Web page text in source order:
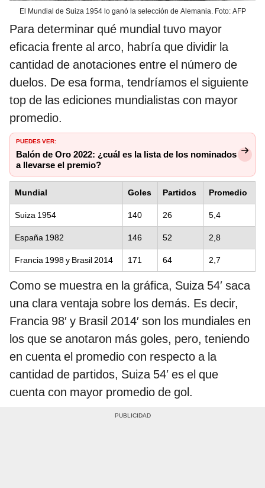
El Mundial de Suiza 1954 lo ganó la selección de Alemania. Foto: AFP
Para determinar qué mundial tuvo mayor
eficacia frente al arco, habría que dividir la
cantidad de anotaciones entre el número de
duelos. De esa forma, tendríamos el siguiente
top de las ediciones mundialistas con mayor
promedio.
PUEDES VER:
Balón de Oro 2022: ¿cuál es la lista de los nominados
a llevarse el premio?
Mundial Goles Partidos Promedio
Suiza 1954 140 26 5,4
España 1982 146 52 2,8
Francia 1998 y Brasil 2014 171 64 2,7
Como se muestra en la gráfica, Suiza 54′ saca
una clara ventaja sobre los demás. Es decir,
Francia 98′ y Brasil 2014′ son los mundiales en
los que se anotaron más goles, pero, teniendo
en cuenta el promedio con respecto a la
cantidad de partidos, Suiza 54′ es el que
cuenta con mayor promedio de gol.